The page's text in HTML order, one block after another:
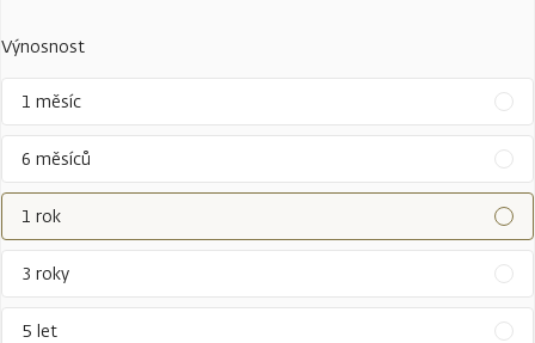
Výnosnost
1 měsíc
6 měsíců
1 rok
3 roky
5 let